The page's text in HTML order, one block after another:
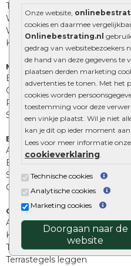
Onze website,
cookies en daarmee
Onlinebestrating.nl
gedrag van websitebezoekers
de hand van deze gegevens te
plaatsen derden marketing
advertenties te tonen. Met het
cookies worden
toestemming voor deze
een vinkje plaatst. Wil je niet
kan je dit op ieder moment
Lees voor meer informatie onze
cookieverklaring.
Technische cookies
Analytische cookies
Marketing cookies
Doorgaan naar de
website
Tuinstenen
Waalformaat
Wildverband bestrating
Kingstones
Muurelementen
Betonbielzen
Opsluitbanden
Palissades
Stapelblokken
Extra benodigdheden
Afwatering en diversen
Beplantings en
Split, grind en zand
Oprit tegels
Overig
Aanbiedingen
Kunstgras
Tuintegels outlet
Terrastegels leggen